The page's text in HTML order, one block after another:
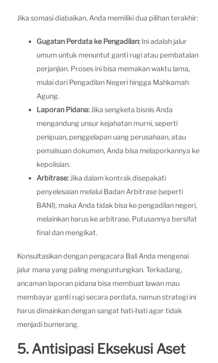
Jika somasi diabaikan, Anda memiliki dua pilihan terakhir:
Gugatan Perdata ke Pengadilan: Ini adalah jalur
umum untuk menuntut ganti rugi atau pembatalan
perjanjian. Proses ini bisa memakan waktu lama,
mulai dari Pengadilan Negeri hingga Mahkamah
Agung.
Laporan Pidana:Jika sengketa bisnis Anda
mengandung unsur kejahatan murni, seperti
penipuan, penggelapan uang perusahaan, atau
pemalsuan dokumen, Anda bisa melaporkannya ke
kepolisian.
Arbitrase:Jika dalam kontrak disepakati
penyelesaian melalui Badan Arbitrase (seperti
BANI), maka Anda tidak bisa ke pengadilan negeri,
melainkan harus ke arbitrase. Putusannya bersifat
final dan mengikat.
Konsultasikan dengan pengacara Bali Anda mengenai
jalur mana yang paling menguntungkan. Terkadang,
ancaman laporan pidana bisa membuat lawan mau
membayar ganti rugi secara perdata, namun strategi ini
harus dimainkan dengan sangat hati-hati agar tidak
menjadi bumerang.
5. Antisipasi Eksekusi Aset